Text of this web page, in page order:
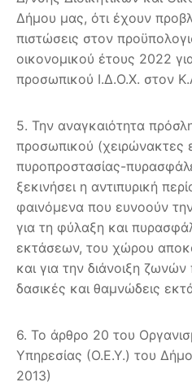
Δήμου μας, ότι έχουν
πιστώσεις στον
οικονομικού έτους 2022
προσωπικού Ι.Δ.Ο.Χ. στον
5. Την αναγκαιότητα
προσωπικού (χειρώνακτες
πυροπροστασίας-
ξεκινήσει η αντιπυρική
φαινόμενα που ευνοούν
για τη φύλαξη και
εκτάσεων, του χώρου
και για την διάνοιξη
δασικές και θαμνώδεις
6. Το άρθρο 20 του
Υπηρεσίας (Ο.Ε.Υ.) του
2013)